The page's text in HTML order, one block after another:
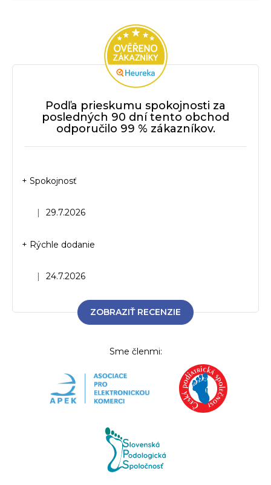
Podľa prieskumu spokojnosti za
posledných 90 dní tento obchod
odporučilo 99 % zákazníkov.
Hodnotenie obchodu je 5 z 5 hviezdičiek.
| 29.7.2026
+ Spokojnosť
Hodnotenie obchodu je 5 z 5 hviezdičiek.
| 24.7.2026
+ Rýchle dodanie
ZOBRAZIŤ RECENZIE
Sme členmi: